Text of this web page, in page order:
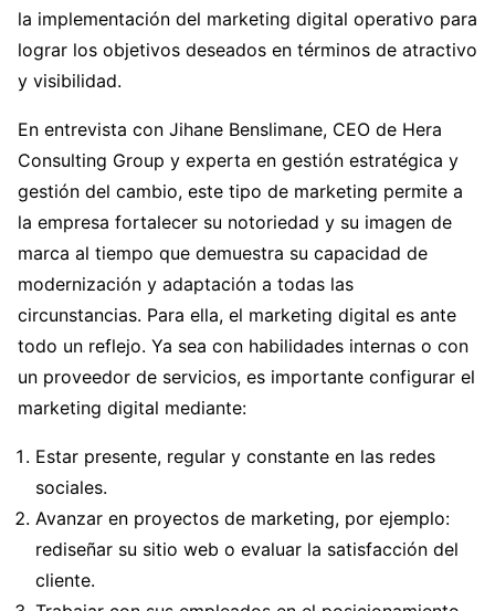
la implementación del marketing digital operativo para
lograr los objetivos deseados en términos de atractivo
y visibilidad.
En entrevista con Jihane Benslimane, CEO de Hera
Consulting Group y experta en gestión estratégica y
gestión del cambio, este tipo de marketing permite a
la empresa fortalecer su notoriedad y su imagen de
marca al tiempo que demuestra su capacidad de
modernización y adaptación a todas las
circunstancias. Para ella, el marketing digital es ante
todo un reflejo. Ya sea con habilidades internas o con
un proveedor de servicios, es importante configurar el
marketing digital mediante:
Estar presente, regular y constante en las redes
sociales.
Avanzar en proyectos de marketing, por ejemplo:
rediseñar su sitio web o evaluar la satisfacción del
cliente.